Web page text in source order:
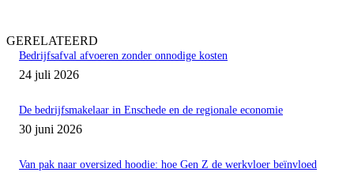
GERELATEERD
Bedrijfsafval afvoeren zonder onnodige kosten
24 juli 2026
De bedrijfsmakelaar in Enschede en de regionale economie
30 juni 2026
Van pak naar oversized hoodie: hoe Gen Z de werkvloer beïnvloed